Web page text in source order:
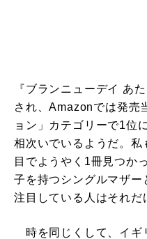
『ブランニューデイ あ
され、Amazonでは発売
ョン」カテゴリーで1位
相次いでいるようだ。
目でようやく1冊見つか
子を持つシングルマザー
注目している人はそれだ
時を同じくして、イギ